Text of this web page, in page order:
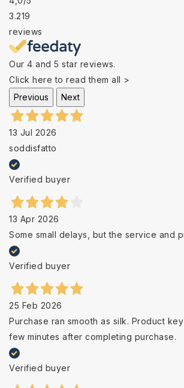
3.219
reviews
Our 4 and 5 star reviews.
Click here to read them all >
Previous
Next
13 Jul 2026
soddisfatto
Verified buyer
13 Apr 2026
Some small delays, but the service and
Verified buyer
25 Feb 2026
Purchase ran smooth as silk. Product
few minutes after completing purchase.
Verified buyer